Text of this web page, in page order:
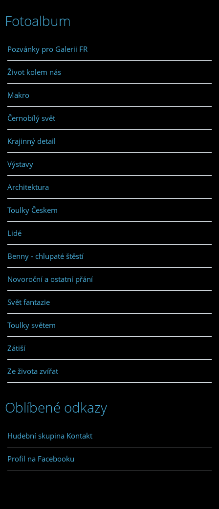
Fotoalbum
Pozvánky pro Galerii FR
Život kolem nás
Makro
Černobílý svět
Krajinný detail
Výstavy
Architektura
Toulky Českem
Lidé
Benny - chlupaté štěstí
Novoroční a ostatní přání
Svět fantazie
Toulky světem
Zátiší
Ze života zvířat
Oblíbené odkazy
Hudební skupina Kontakt
Profil na Facebooku